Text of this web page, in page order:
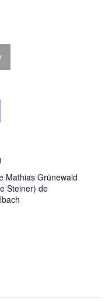
Mathias Grünewald
Steiner) de